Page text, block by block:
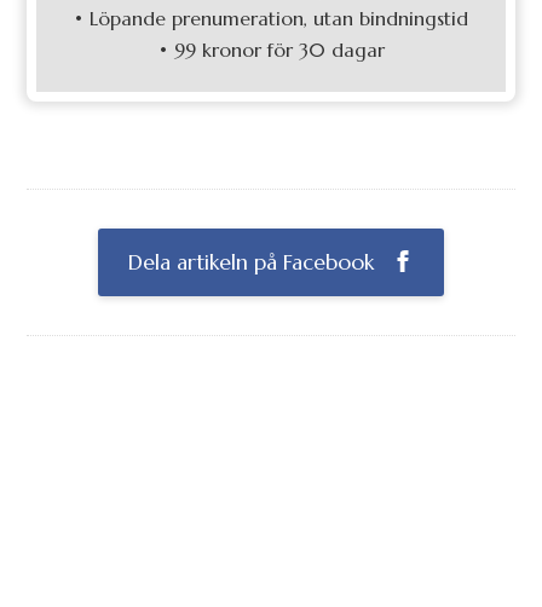
• Löpande prenumeration, utan bindningstid
• 99 kronor för 30 dagar
Dela artikeln på Facebook